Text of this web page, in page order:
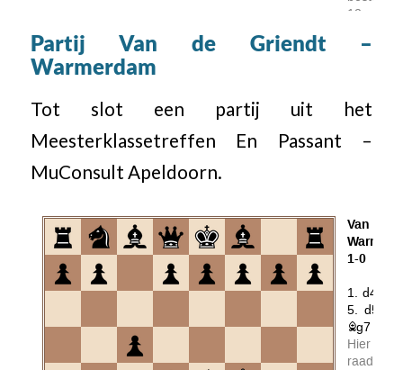
Partij Van de Griendt –
Warmerdam
Tot slot een partij uit het
Meesterklassetreffen En Passant –
MuConsult Apeldoorn.